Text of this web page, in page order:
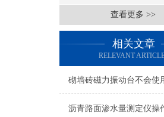
查看更多 >>
相关文章
RELEVANT
沥青路面渗水量测定仪操